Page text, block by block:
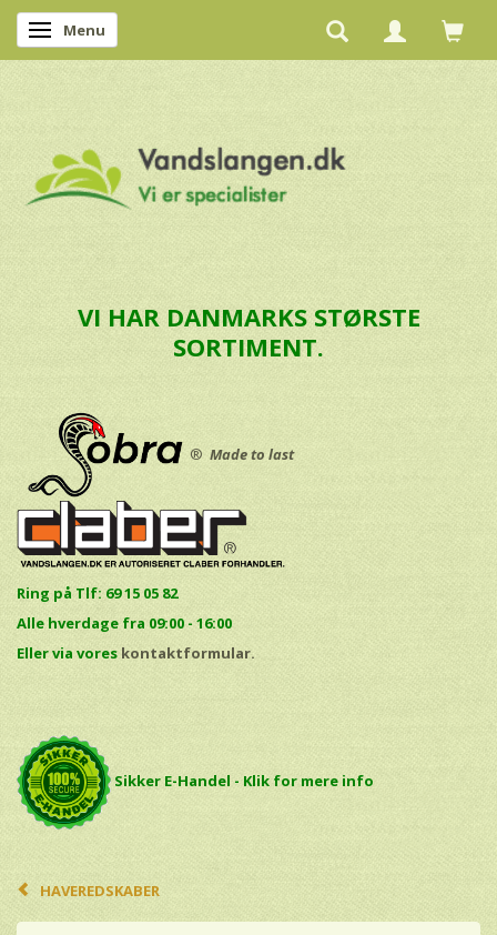
Skifte navigation
Menu
VI HAR DANMARKS STØRSTE
SORTIMENT.
® Made to last
Ring på Tlf: 69 15 05 82
Alle hverdage fra 09:00 - 16:00
Eller via vores kontaktformular.
Sikker E-Handel - Klik for mere info
HAVEREDSKABER